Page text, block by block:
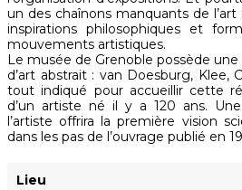
un des chaînons manquants de
inspirations philosophiques et
mouvements artistiques.
Le musée de Grenoble possède
d’art abstrait : van Doesburg, Klee,
tout indiqué pour accueillir cette
d’un artiste né il y a 120 ans.
l’artiste offrira la première vision
dans les pas de l’ouvrage publié en
Lieu